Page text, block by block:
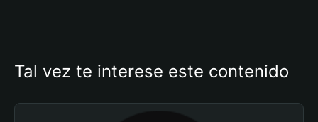
Tal vez te interese este contenido